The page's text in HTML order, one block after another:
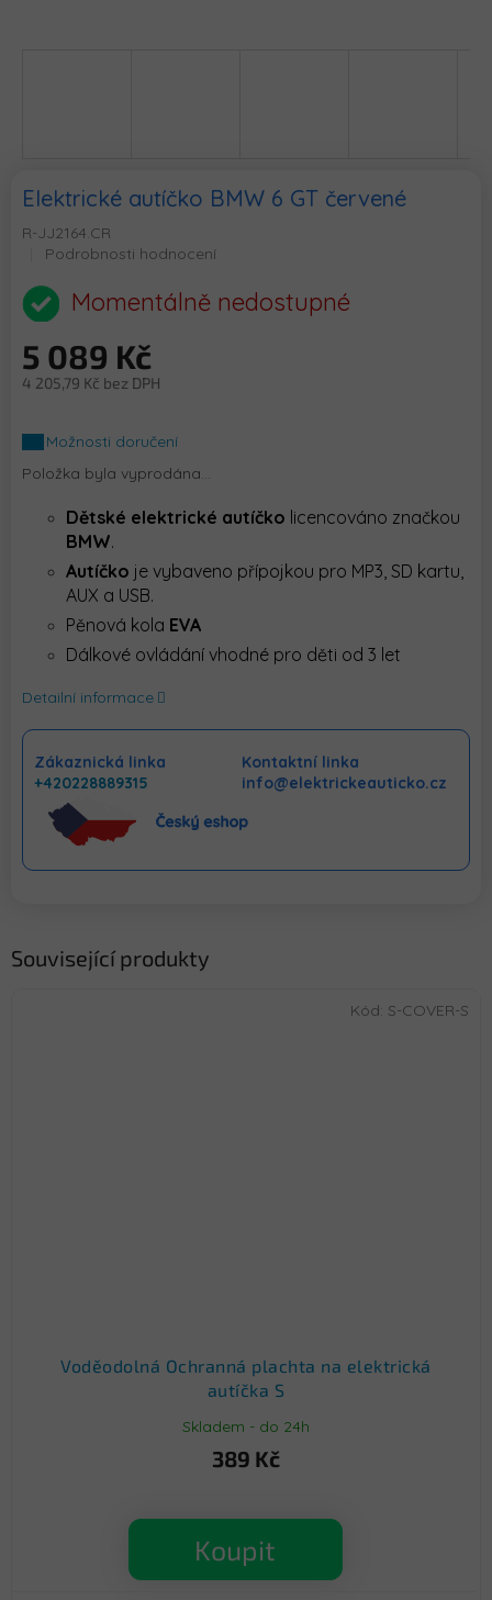
Elektrické autíčko BMW 6 GT červené
R-JJ2164.CR
Průměrné
produktu
je
z
5
Podrobnosti hodnocení
Momentálně nedostupné
5 089 Kč
4 205,79 Kč bez DPH
cena:Možnosti doručení
Položka byla vyprodána…
Dětské elektrické autíčko licencováno značkou
BMW.
Autíčko je vybaveno přípojkou pro MP3, SD kartu,
AUX a USB.
Pěnová kola EVA
Dálkové ovládání vhodné pro děti od 3 let
Detailní informace
Zákaznická linka
+420228889315
Kontaktní linka
info@elektrickeauticko.cz
Související produkty
Voděodolná Ochranná plachta na elektrická
autíčka S
Skladem - do 24h
389 Kč
Koupit
Kód: S-COVER-S